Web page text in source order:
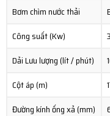
Bơm chìm nước thải
Công suất (Kw)
Dải Lưu lượng (lít / phút)
Cột áp (m)
Đường kính ống xả (mm)